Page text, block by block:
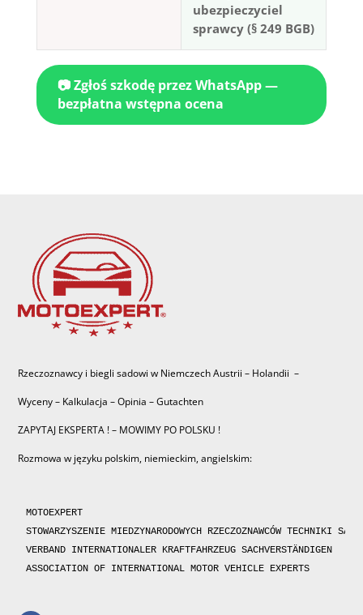
ubezpieczyciel
sprawcy (§ 249 BGB)
📷 Zgłoś szkodę przez WhatsApp —
bezpłatna wstępna ocena
Rzeczoznawcy i biegli sadowi w Niemczech Austrii – Holandii –
Wyceny – Kalkulacja – Opinia – Gutachten
ZAPYTAJ EKSPERTA ! – MOWIMY PO POLSKU !
Rozmowa w języku polskim, niemieckim, angielskim:
MOTOEXPERT
STOWARZYSZENIE MIEDZYNARODOWYCH RZECZOZNAWCÓW TECHNIKI
VERBAND INTERNATIONALER KRAFTFAHRZEUG SACHVERSTÄNDIGEN
ASSOCIATION OF INTERNATIONAL MOTOR VEHICLE EXPERTS